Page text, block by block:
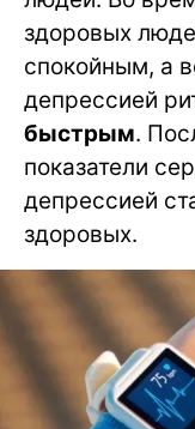
здоровых
спокойным, а
депрессией
быстрым.
показатели
депрессией
здоровых.